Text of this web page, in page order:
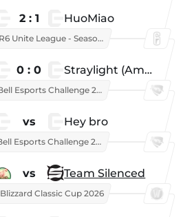
2 : 1 HuoMiao
R6 Unite League - Season 1
0 : 0 Straylight (American team)
Bell Esports Challenge 2026
vs Hey bro
Bell Esports Challenge 2026
vs Team Silenced
Blizzard Classic Cup 2026